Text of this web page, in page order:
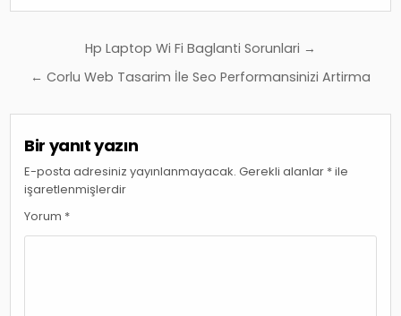
gezinmesi
Hp Laptop Wi Fi Baglanti Sorunlari →
← Corlu Web Tasarim İle Seo Performansinizi Artirma
Bir yanıt yazın
E-posta adresiniz yayınlanmayacak. Gerekli alanlar *ile
işaretlenmişlerdir
Yorum *